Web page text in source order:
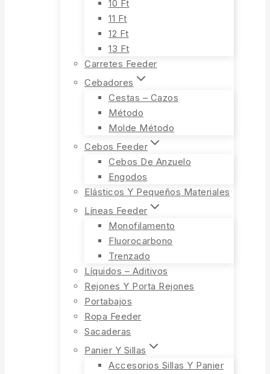
10 Ft
11 Ft
12 Ft
13 Ft
Carretes Feeder
Cebadores
Cestas – Cazos
Método
Molde Método
Cebos Feeder
Cebos De Anzuelo
Engodos
Elásticos Y Pequeños Materiales
Líneas Feeder
Monofilamento
Fluorocarbono
Trenzado
Líquidos – Aditivos
Rejones Y Porta Rejones
Portabajos
Ropa Feeder
Sacaderas
Panier Y Sillas
Accesorios Sillas Y Panier